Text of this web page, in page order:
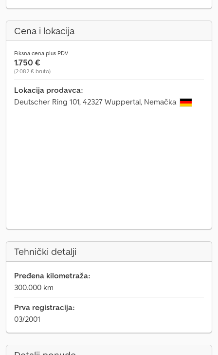
Cena i lokacija
Fiksna cena plus PDV
1.750 €
(2.082 € bruto)
Lokacija prodavca:
Deutscher Ring 101, 42327 Wuppertal, Nemačka
Tehnički detalji
Pređena kilometraža:
300.000 km
Prva registracija:
03/2001